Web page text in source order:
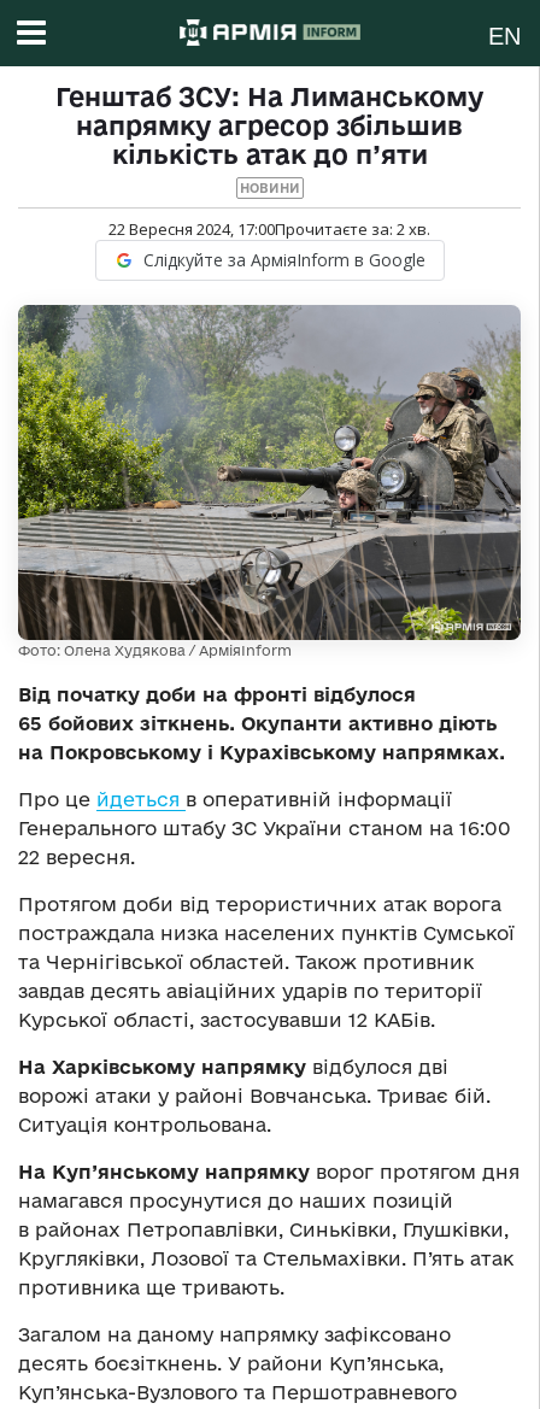
EN
Генштаб ЗСУ: На Лиманському
напрямку агресор збільшив
кількість атак до п’яти
НОВИНИ
22 Вересня 2024, 17:00Прочитаєте за: 2хв.
Слідкуйте за АрміяInform в Google
Фото: Олена Худякова / АрміяInform
Від початку доби на фронті відбулося
65 бойових зіткнень. Окупанти активно діють
на Покровському і Курахівському напрямках.
Про це йдеться в оперативній інформації
Генерального штабу ЗС України станом на 16:00
22 вересня.
Протягом доби від терористичних атак ворога
постраждала низка населених пунктів Сумської
та Чернігівської областей. Також противник
завдав десять авіаційних ударів по території
Курської області, застосувавши 12 КАБів.
На Харківському напрямку відбулося дві
ворожі атаки у районі Вовчанська. Триває бій.
Ситуація контрольована.
На Куп’янському напрямку ворог протягом дня
намагався просунутися до наших позицій
в районах Петропавлівки, Синьківки, Глушківки,
Кругляківки, Лозової та Стельмахівки. П’ять атак
противника ще тривають.
Загалом на даному напрямку зафіксовано
десять боєзіткнень. У райони Куп’янська,
Куп’янська-Вузлового та Першотравневого